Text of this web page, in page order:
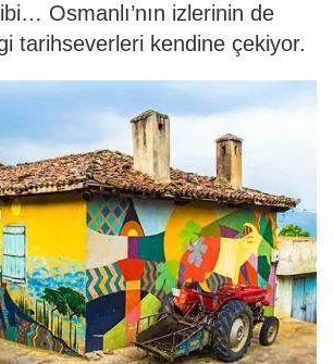
Osmanlı’nın izlerinin de
tarihseverleri kendine çekiyor.